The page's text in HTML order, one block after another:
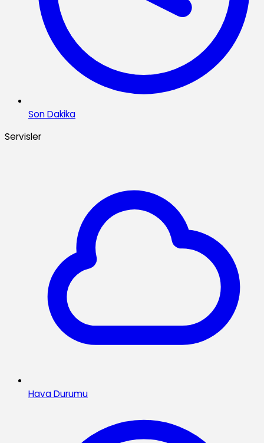
Son Dakika
Servisler
Hava Durumu